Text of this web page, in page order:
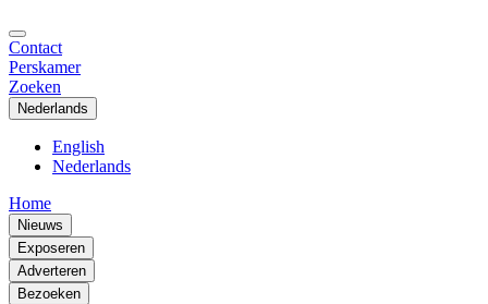
Contact
Perskamer
Zoeken
Nederlands
English
Nederlands
Home
Nieuws
Exposeren
Adverteren
Bezoeken